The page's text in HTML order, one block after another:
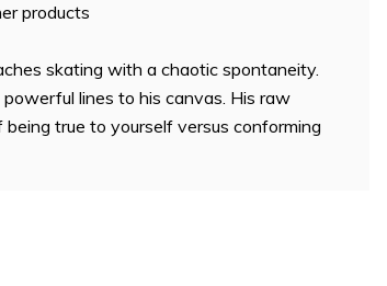
products
skating with a chaotic spontaneity.
lines to his canvas. His raw
true to yourself versus conforming